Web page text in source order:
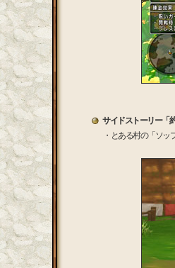
サイドストーリー
・とある村の「ソッ